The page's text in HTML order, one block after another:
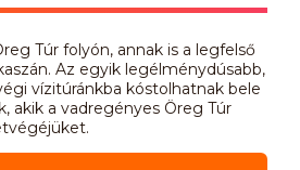
Túr folyón, annak is a legfelső
Az egyik legélménydúsabb,
vízitúránkba kóstolhatnak bele
akik a vadregényes Öreg Túr